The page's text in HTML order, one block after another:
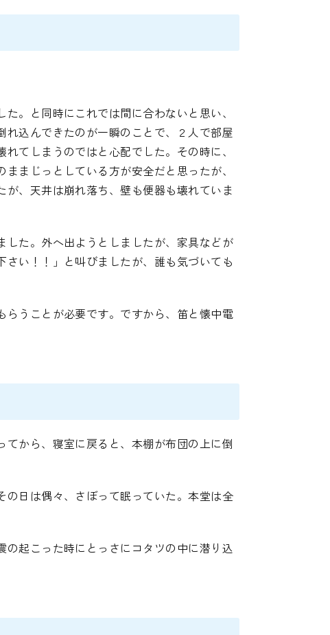
。と同時にこれでは間に合わないと思い、
込んできたのが一瞬のことで、２人で部屋
てしまうのではと心配でした。その時に、
まじっとしている方が安全だと思ったが、
、天井は崩れ落ち、壁も便器も壊れていま
た。外へ出ようとしましたが、家具などが
い！！」と叫びましたが、誰も気づいても
うことが必要です。ですから、笛と懐中電
から、寝室に戻ると、本棚が布団の上に倒
日は偶々、さぼって眠っていた。本堂は全
起こった時にとっさにコタツの中に潜り込